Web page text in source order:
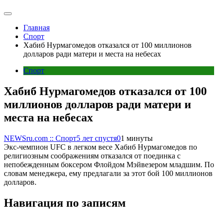
Главная
Спорт
Хабиб Нурмагомедов отказался от 100 миллионов
долларов ради матери и места на небесах
Спорт
Хабиб Нурмагомедов отказался от 100
миллионов долларов ради матери и
места на небесах
NEWSru.com :: Спорт5 лет спустя01 минуты
Экс-чемпион UFC в легком весе Хабиб Нурмагомедов по
религиозным соображениям отказался от поединка с
непобежденным боксером Флойдом Мэйвезером младшим. По
словам менеджера, ему предлагали за этот бой 100 миллионов
долларов.
Навигация по записям